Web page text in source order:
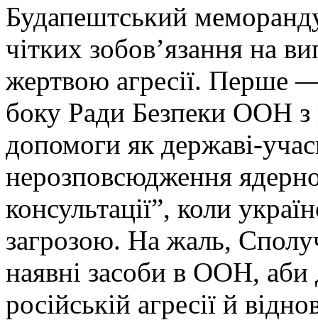
Будапештський
чітких зобов’язання на
жертвою агресії. Перше
боку Ради Безпеки ООН з
допомоги як державі-
нерозповсюдження
консультації”, коли
загрозою. На жаль,
наявні засоби в ООН, аби
російській агресії й